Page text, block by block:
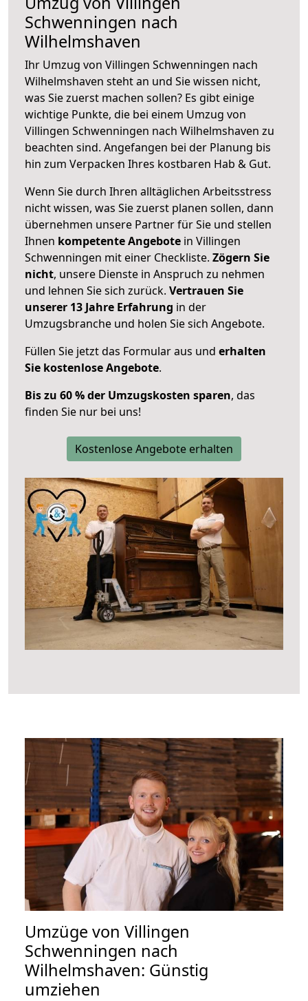
Schwenningen nach
Wilhelmshaven
Ihr Umzug von Villingen Schwenningen nach
Wilhelmshaven steht an und Sie wissen nicht,
was Sie zuerst machen sollen? Es gibt einige
wichtige Punkte, die bei einem Umzug von
Villingen Schwenningen nach Wilhelmshaven zu
beachten sind. Angefangen bei der Planung bis
hin zum Verpacken Ihres kostbaren Hab & Gut.
Wenn Sie durch Ihren alltäglichen Arbeitsstress
nicht wissen, was Sie zuerst planen sollen, dann
übernehmen unsere Partner für Sie und stellen
Ihnen kompetente Angebote in Villingen
Schwenningen mit einer Checkliste. Zögern Sie
nicht, unsere Dienste in Anspruch zu nehmen
und lehnen Sie sich zurück. Vertrauen Sie
unserer 13 Jahre Erfahrung in der
Umzugsbranche und holen Sie sich Angebote.
Füllen Sie jetzt das Formular aus und erhalten
Sie kostenlose Angebote.
Bis zu 60 % der Umzugskosten sparen, das
finden Sie nur bei uns!
Kostenlose Angebote erhalten
Umzüge von Villingen
Schwenningen nach
Wilhelmshaven: Günstig
umziehen